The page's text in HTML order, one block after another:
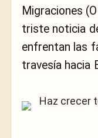
Migraciones
triste noticia
enfrentan las
travesía hacia